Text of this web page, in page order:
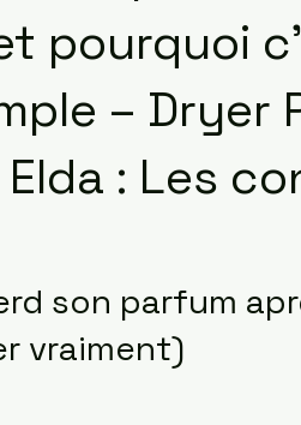
pourquoi
– Dryer
: Les
son parfum
vraiment)